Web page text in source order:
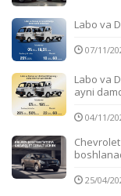
Labo va
07/11/
Labo va
ayni
04/11/
25/04/